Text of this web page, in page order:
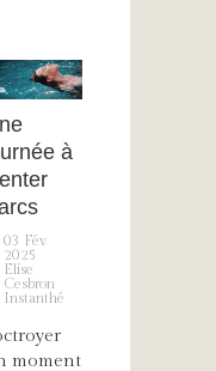
à
03 Fév
2025
Elise
Cesbron
Instanthé
moment